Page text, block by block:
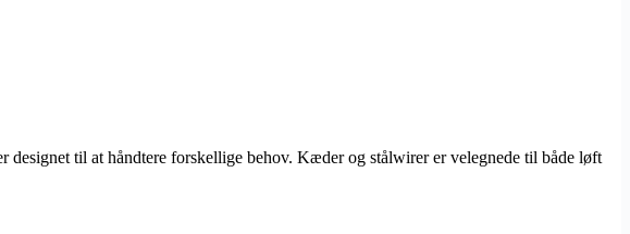
designet til at håndtere forskellige behov. Kæder og stålwirer er velegnede til både løft